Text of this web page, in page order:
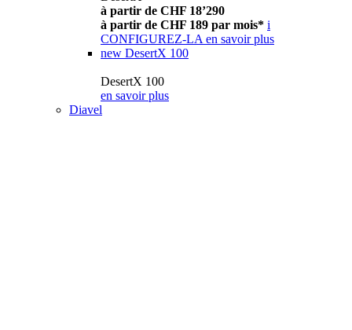
à partir de CHF 18’290
à partir de CHF 189 par mois* i
CONFIGUREZ-LA en savoir plus
new DesertX 100
DesertX 100
en savoir plus
Diavel